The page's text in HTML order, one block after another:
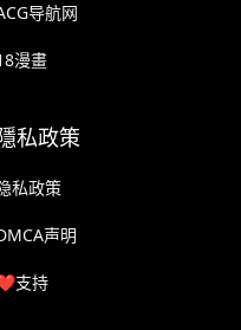
导航网
漫畫
私政策
私政策
声明
支持